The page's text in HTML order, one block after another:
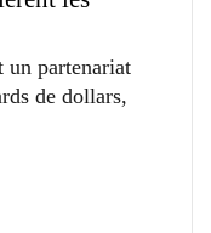
partenariat
de dollars,